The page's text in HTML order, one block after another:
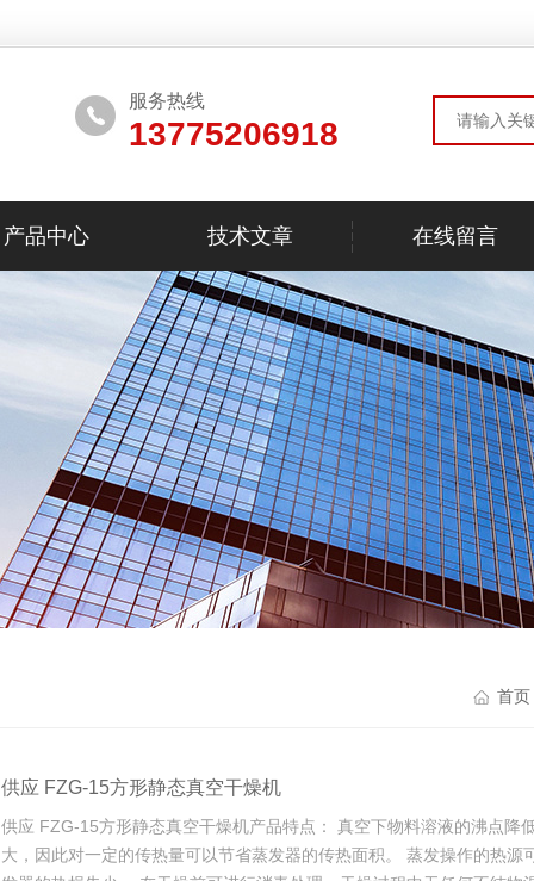
服务热线
13775206918
产品中心 技术文章 在线留言
首页
供应 FZG-15方形静态真空干燥机
供应 FZG-15方形静态真空干燥机产品特点： 真空下物料溶液的沸点降
大，因此对一定的传热量可以节省蒸发器的传热面积。 蒸发操作的热源